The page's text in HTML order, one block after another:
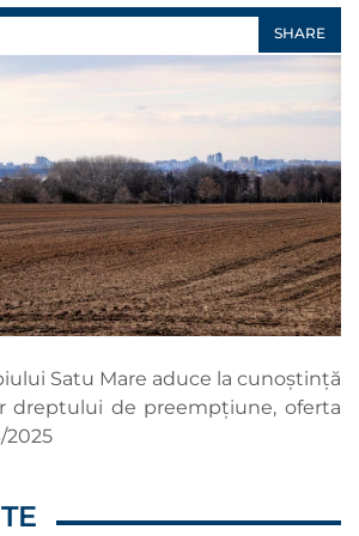
SHARE
Satu Mare aduce la cunoștință
dreptului de preempțiune, oferta
2025